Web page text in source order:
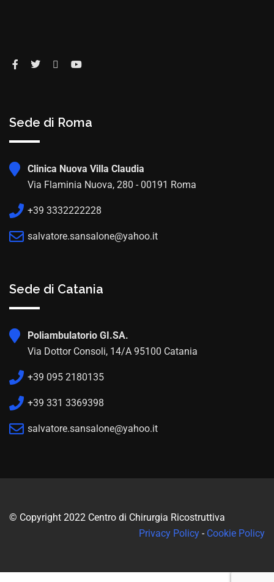
Sede di Roma
Clinica Nuova Villa Claudia
Via Flaminia Nuova, 280 - 00191 Roma
+39 3332222228
salvatore.sansalone@yahoo.it
Sede di Catania
Poliambulatorio GI.SA.
Via Dottor Consoli, 14/A 95100 Catania
+39 095 2180135
+39 331 3369398
salvatore.sansalone@yahoo.it
© Copyright 2022 Centro di Chirurgia Ricostruttiva
Privacy Policy - Cookie Policy